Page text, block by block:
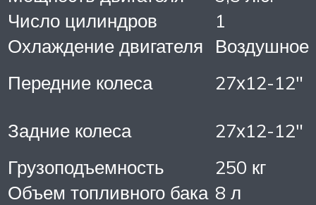
Число цилиндров
1
Охлаждение двигателя
Воздушное
Передние колеса
27х12-12″
Задние колеса
27х12-12″
Грузоподъемность
250 кг
Объем топливного бака 8 л